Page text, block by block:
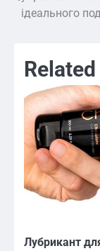
по
ідеального
Лубрикант